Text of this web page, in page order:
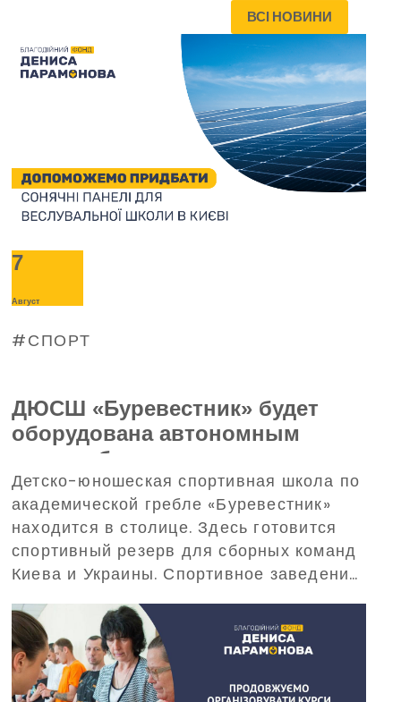
ВСІ НОВИНИ
7
Август
СПОРТ
ДЮСШ «Буревестник» будет
оборудована автономным
энергообеспечением – поможет
в этом Благотворительный
фонд Дениса Парамонова
Детско-юношеская спортивная школа по
академической гребле «Буревестник»
находится в столице. Здесь готовится
спортивный резерв для сборных команд
Киева и Украины. Спортивное заведение
электропитания при масштабных
отключениях электроэнергии. С такой
просьбой о помощи в Фонд обратилось
руководство «Буревестника».